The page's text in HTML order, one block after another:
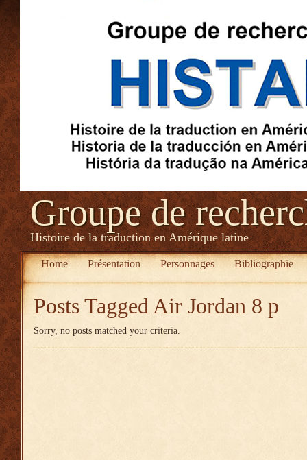
Groupe de
Histoire de la traduction en Amérique latine
Home Présentation Personnages Bibliographie
Posts Tagged Air Jordan 8 p
Sorry, no posts matched your criteria.